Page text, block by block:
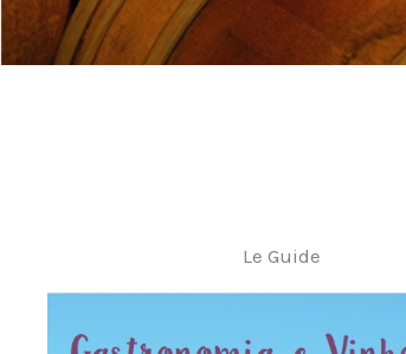
Le Guide